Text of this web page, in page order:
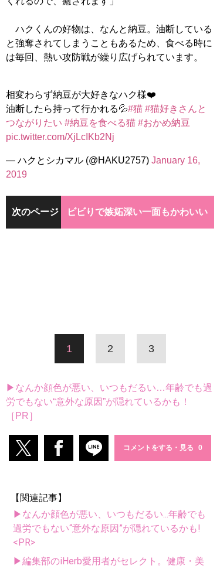
ハクくんの好物は、なんと納豆。油断している
と強奪されてしまうこともあるため、食べる時に
は毎回、熱い攻防戦が繰り広げられています。
相変わらず納豆が大好きなハク様❤️
油断したら持って行かれる💦#猫 #猫好きさんと
つながりたい #納豆を食べる猫 #おかめ納豆
pic.twitter.com/XjLcIKb2Nj
— ハクとシカマル (@HAKU2757) January 16,
2019
次のページ ビビりで嫉妬深い一面もかわいい
1 2 3
▶なんか顔色が悪い、いつもだるい…年齢でも過
労でもない“意外な原因”が隠れているかも！
［PR］
コメントをする・見る
【関連記事】
▶なんか顔色が悪い、いつもだるい...年齢でも
過労でもない“意外な原因”が隠れているかも!
<PR>
▶編集部のiHerb愛用者がセレクト。健康・美